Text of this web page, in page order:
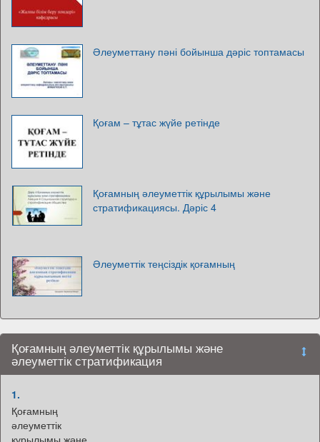
Әлеуметтану пәні бойынша дәріс топтамасы
Қоғам – тұтас жүйе ретінде
Қоғамның әлеуметтік құрылымы және
стратификациясы. Дәріс 4
Әлеуметтік теңсіздік қоғамның
Қоғамның әлеуметтік құрылымы және
әлеуметтік стратификация
1.
Қоғамның
әлеуметтік
құрылымы және